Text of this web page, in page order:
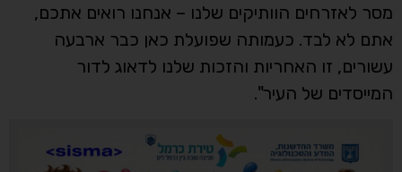
מסר לאזרחים הוותיקים שלנו – אנחנו רואים אתכם,
אתם לא לבד. כעמותה שפועלת כאן כבר ארבעה
עשורים, זו האחריות והזכות שלנו לדאוג לדור
המייסדים של העיר".